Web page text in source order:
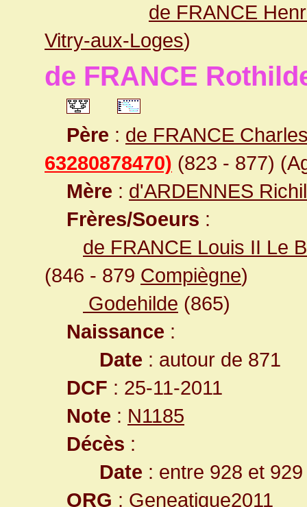
de FRANCE
Vitry-aux-Loges)
de FRANCE
Père : de FRANCE
63280878470) (823 - 877)
Mère : d'ARDENNES
Frères/Soeurs :
de FRANCE Louis II Le
(846 - 879 Compiègne)
Godehilde (865)
Naissance :
Date : autour de 871
DCF : 25-11-2011
Note : N1185
Décès :
Date : entre 928 et 929
ORG : Geneatique2011